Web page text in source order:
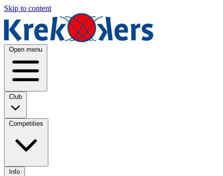
Skip to content
Open menu
Club
Competities
Info